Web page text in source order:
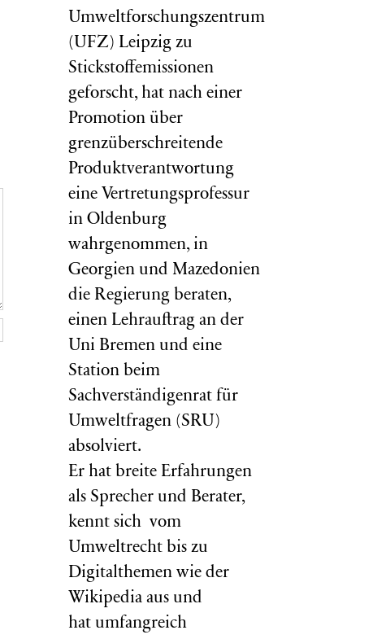
Umweltforschungszentrum
(UFZ) Leipzig zu
Stickstoffemissionen
geforscht, hat nach einer
Promotion über
grenzüberschreitende
Produktverantwortung
eine Vertretungsprofessur
in Oldenburg
wahrgenommen, in
Georgien und Mazedonien
die Regierung beraten,
einen Lehrauftrag an der
Uni Bremen und eine
Station beim
Sachverständigenrat für
Umweltfragen (SRU )
absolviert.
Er hat breite Erfahrungen
als Sprecher und Berater,
kennt sich vom
Umweltrecht bis zu
Digitalthemen wie der
Wikipedia aus und
hat umfangreich